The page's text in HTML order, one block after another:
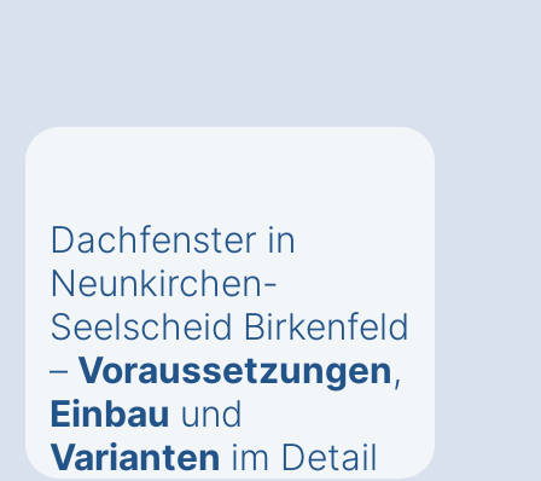
Dachfenster in
Neunkirchen-
Seelscheid Birkenfeld
– Voraussetzungen,
Einbau und
Varianten im Detail